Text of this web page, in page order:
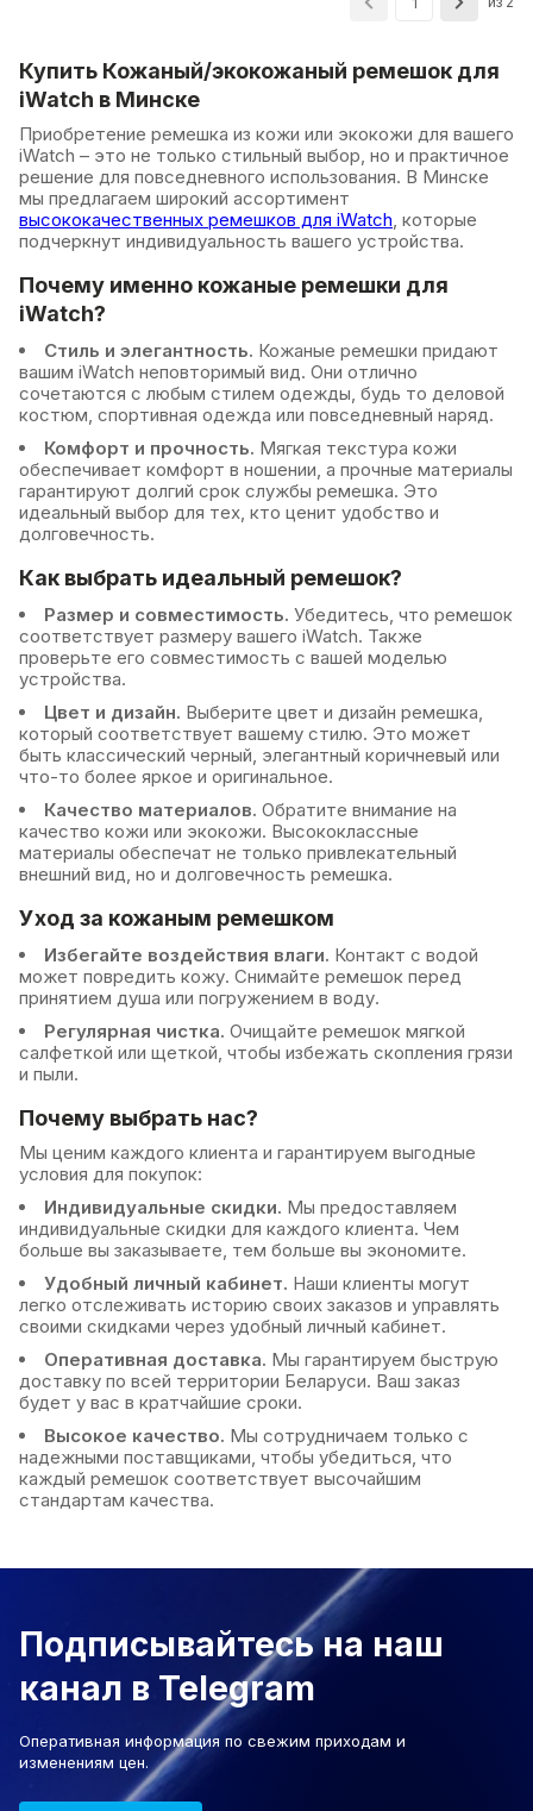
Купить Кожаный/экокожаный ремешок для
iWatch в Минске
Приобретение ремешка из кожи или экокожи для вашего
iWatch – это не только стильный выбор, но и практичное
решение для повседневного использования. В Минске
мы предлагаем широкий ассортимент
высококачественных ремешков для iWatch, которые
подчеркнут индивидуальность вашего устройства.
Почему именно кожаные ремешки для
iWatch?
Стиль и элегантность. Кожаные ремешки придают
вашим iWatch неповторимый вид. Они отлично
сочетаются с любым стилем одежды, будь то деловой
костюм, спортивная одежда или повседневный наряд.
Комфорт и прочность. Мягкая текстура кожи
обеспечивает комфорт в ношении, а прочные материалы
гарантируют долгий срок службы ремешка. Это
идеальный выбор для тех, кто ценит удобство и
долговечность.
Как выбрать идеальный ремешок?
Размер и совместимость. Убедитесь, что ремешок
соответствует размеру вашего iWatch. Также
проверьте его совместимость с вашей моделью
устройства.
Цвет и дизайн. Выберите цвет и дизайн ремешка,
который соответствует вашему стилю. Это может
быть классический черный, элегантный коричневый или
что-то более яркое и оригинальное.
Качество материалов. Обратите внимание на
качество кожи или экокожи. Высококлассные
материалы обеспечат не только привлекательный
внешний вид, но и долговечность ремешка.
Уход за кожаным ремешком
Избегайте воздействия влаги. Контакт с водой
может повредить кожу. Снимайте ремешок перед
принятием душа или погружением в воду.
Регулярная чистка. Очищайте ремешок мягкой
салфеткой или щеткой, чтобы избежать скопления грязи
и пыли.
Почему выбрать нас?
Мы ценим каждого клиента и гарантируем выгодные
условия для покупок:
Индивидуальные скидки. Мы предоставляем
индивидуальные скидки для каждого клиента. Чем
больше вы заказываете, тем больше вы экономите.
Удобный личный кабинет. Наши клиенты могут
легко отслеживать историю своих заказов и управлять
своими скидками через удобный личный кабинет.
Оперативная доставка. Мы гарантируем быструю
доставку по всей территории Беларуси. Ваш заказ
будет у вас в кратчайшие сроки.
Высокое качество. Мы сотрудничаем только с
надежными поставщиками, чтобы убедиться, что
каждый ремешок соответствует высочайшим
стандартам качества.
Подписывайтесь на наш
канал в Telegram
Оперативная информация по свежим приходам и
изменениям цен.